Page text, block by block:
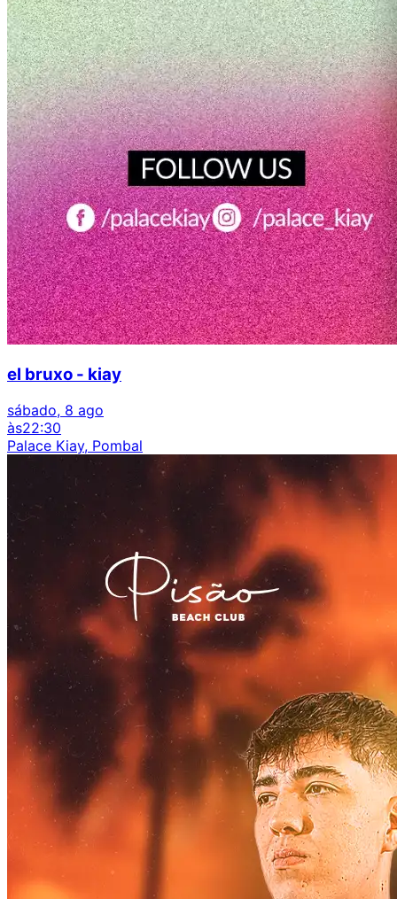
el bruxo - kiay
sábado, 8 ago
às22:30
Palace Kiay, Pombal